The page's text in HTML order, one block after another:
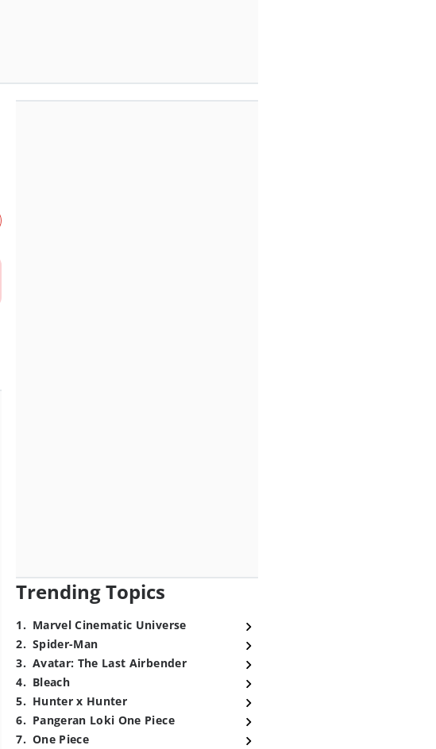
Trending Topics
1. Marvel Cinematic Universe
2. Spider-Man
3. Avatar: The Last Airbender
4. Bleach
5. Hunter x Hunter
6. Pangeran Loki One Piece
7. One Piece